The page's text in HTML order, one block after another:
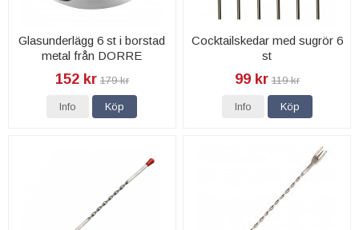
Glasunderlägg 6 st i borstad
metal från DORRE
152 kr 179 kr
Info Köp
Cocktailskedar med sugrör 6
st
99 kr 119 kr
Info Köp